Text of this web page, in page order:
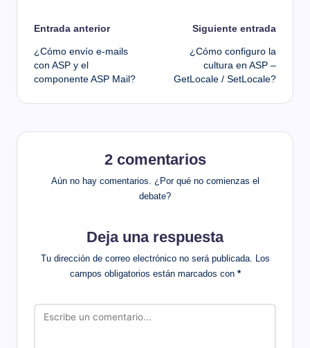
Navegación
de
entradas
Entrada anterior
¿Cómo envío e-mails
con ASP y el
componente ASP Mail?
Siguiente entrada
¿Cómo configuro la
cultura en ASP –
GetLocale / SetLocale?
2 comentarios
Aún no hay comentarios. ¿Por qué no comienzas el
debate?
Deja una respuesta
Tu dirección de correo electrónico no será publicada.
Los
campos obligatorios están marcados con *